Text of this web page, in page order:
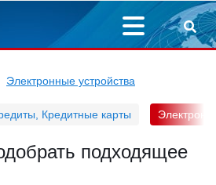
Электронные устройства
Кредитные карты
подходящее